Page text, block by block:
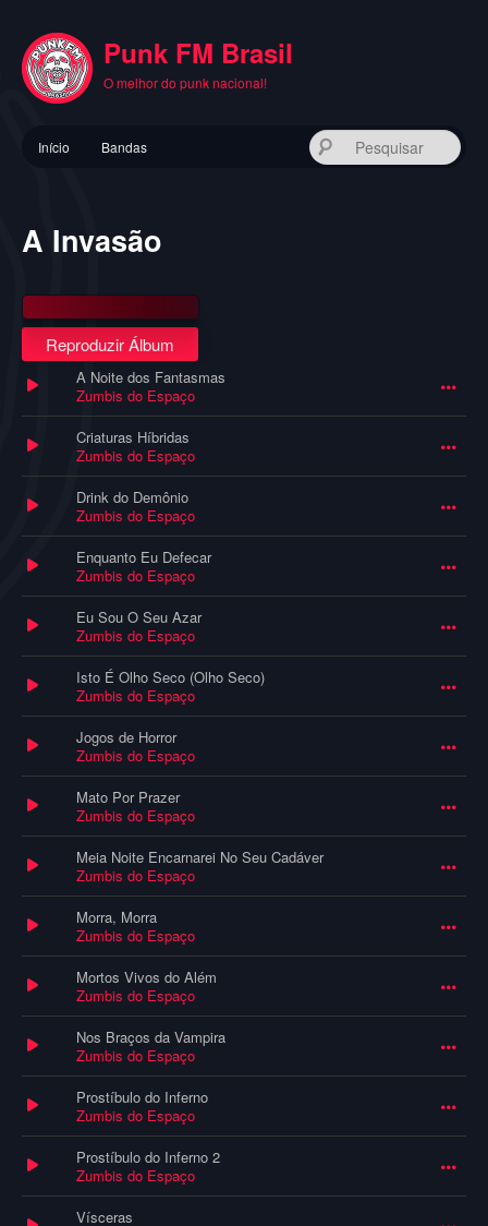
conteúdo
principal
Punk FM Brasil
O melhor do punk nacional!
principal
Início Bandas
A Invasão
Reproduzir Álbum
A Noite dos Fantasmas
Zumbis do Espaço
Criaturas Híbridas
Zumbis do Espaço
Drink do Demônio
Zumbis do Espaço
Enquanto Eu Defecar
Zumbis do Espaço
Eu Sou O Seu Azar
Zumbis do Espaço
Isto É Olho Seco (Olho Seco)
Zumbis do Espaço
Jogos de Horror
Zumbis do Espaço
Mato Por Prazer
Zumbis do Espaço
Meia Noite Encarnarei No Seu Cadáver
Zumbis do Espaço
Morra, Morra
Zumbis do Espaço
Mortos Vivos do Além
Zumbis do Espaço
Nos Braços da Vampira
Zumbis do Espaço
Prostíbulo do Inferno
Zumbis do Espaço
Prostíbulo do Inferno 2
Zumbis do Espaço
Vísceras